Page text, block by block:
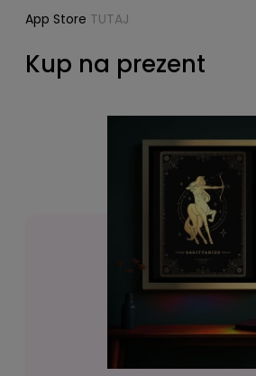
App Store TUTAJ
Kup na prezent